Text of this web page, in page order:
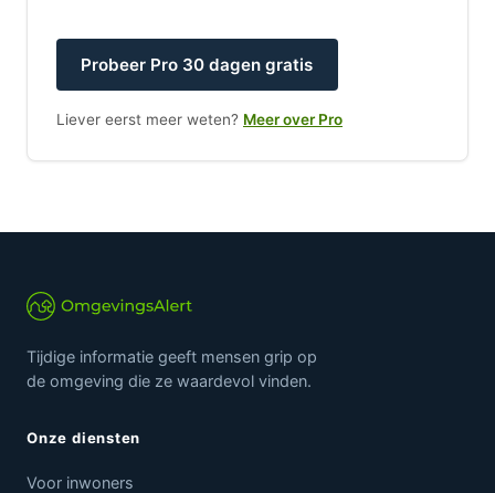
Probeer Pro 30 dagen gratis
Liever eerst meer weten? Meer over Pro
Tijdige informatie geeft mensen grip op
de omgeving die ze waardevol vinden.
Onze diensten
Voor inwoners